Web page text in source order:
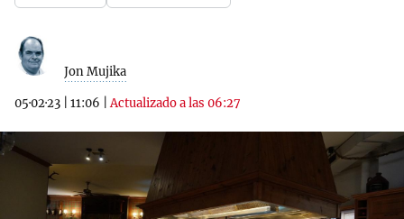
Jon Mujika
05·02·23 11:06 |Actualizado a las 06:27